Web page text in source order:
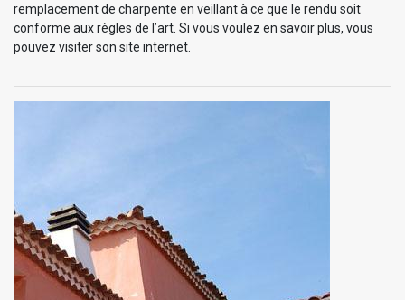
remplacement de charpente en veillant à ce que le rendu soit
conforme aux règles de l’art. Si vous voulez en savoir plus, vous
pouvez visiter son site internet.